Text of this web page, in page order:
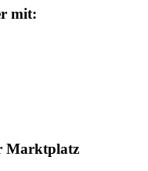
mit:
Marktplatz